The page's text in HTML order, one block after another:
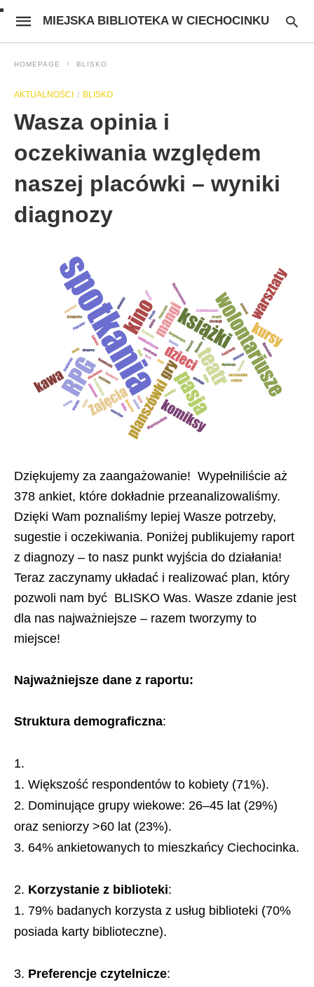
MIEJSKA BIBLIOTEKA W CIECHOCINKU
HOMEPAGE BLISKO
AKTUALNOŚCI BLISKO
Wasza opinia i
oczekiwania względem
naszej placówki – wyniki
diagnozy
Dziękujemy za zaangażowanie! Wypełniliście aż
378 ankiet, które dokładnie przeanalizowaliśmy.
Dzięki Wam poznaliśmy lepiej Wasze potrzeby,
sugestie i oczekiwania. Poniżej publikujemy raport
z diagnozy – to nasz punkt wyjścia do działania!
Teraz zaczynamy układać i realizować plan, który
pozwoli nam być BLISKO Was. Wasze zdanie jest
dla nas najważniejsze – razem tworzymy to
miejsce!
Najważniejsze dane z raportu:
Struktura demograficzna:
Większość respondentów to kobiety (71%).
Dominujące grupy wiekowe: 26–45 lat (29%)
oraz seniorzy >60 lat (23%).
64% ankietowanych to mieszkańcy Ciechocinka.
Korzystanie z biblioteki:
79% badanych korzysta z usług biblioteki (70%
posiada karty biblioteczne).
Preferencje czytelnicze: